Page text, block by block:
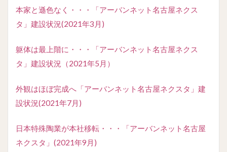
本家と遜色なく・・・「アーバンネット名古屋ネクス
タ」建設状況(2021年3月)
躯体は最上階に・・・「アーバンネット名古屋ネクス
タ」建設状況（2021年5月）
外観はほぼ完成へ「アーバンネット名古屋ネクスタ」建
設状況(2021年7月)
日本特殊陶業が本社移転・・・「アーバンネット名古屋
ネクスタ」(2021年9月)